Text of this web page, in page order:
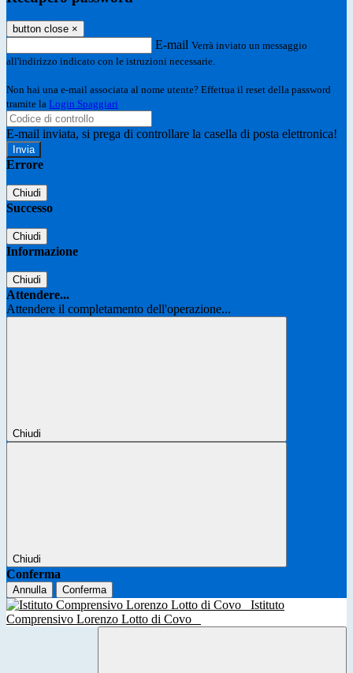
button close ×
E-mail Verrà inviato un messaggio
all'indirizzo indicato con le istruzioni necessarie.
Non hai una e-mail associata al nome utente? Effettua il reset della password
tramite la Login Spaggiari
E-mail inviata, si prega di controllare la casella di posta elettronica!
Errore
Chiudi
Successo
Chiudi
Informazione
Chiudi
Attendere...
Attendere il completamento dell'operazione...
Chiudi
Chiudi
Conferma
Annulla Conferma
Istituto
Comprensivo Lorenzo Lotto di Covo